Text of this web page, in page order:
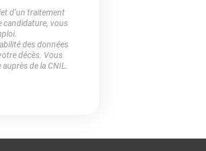
d’un traitement
candidature, vous
des données
décès. Vous
de la CNIL.